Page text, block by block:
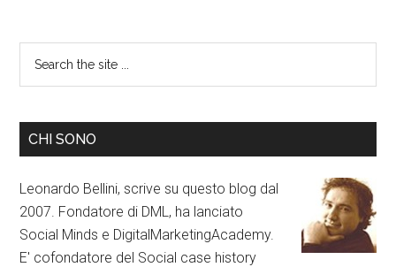
CHI SONO
Leonardo Bellini, scrive su questo blog dal
2007. Fondatore di DML, ha lanciato
Social Minds e DigitalMarketingAcademy.
E' cofondatore del Social case history